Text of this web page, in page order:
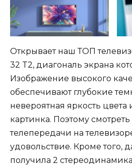
Открывает наш ТОП
32 T2, диагональ экрана
Изображение высокого
обеспечивают глубокие
невероятная яркость цвета
картинка. Поэтому
телепередачи на
удовольствие. Кроме того,
получила 2